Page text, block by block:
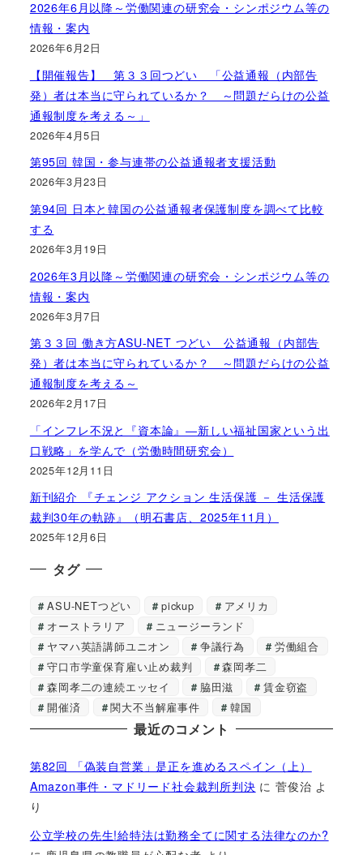
2026年6月以降～労働関連の研究会・シンポジウム等の
情報・案内
2026年6月2日
【開催報告】 第３３回つどい 「公益通報（内部告
発）者は本当に守られているか？ ～問題だらけの公益
通報制度を考える～」
2026年4月5日
第95回 韓国・参与連帯の公益通報者支援活動
2026年3月23日
第94回 日本と韓国の公益通報者保護制度を調べて比較
する
2026年3月19日
2026年3月以降～労働関連の研究会・シンポジウム等の
情報・案内
2026年3月7日
第３３回 働き方ASU-NET つどい 公益通報（内部告
発）者は本当に守られているか？ ～問題だらけの公益
通報制度を考える～
2026年2月17日
「インフレ不況と『資本論』―新しい福祉国家という出
口戦略」を学んで（労働時間研究会）
2025年12月11日
新刊紹介 『チェンジ アクション 生活保護 － 生活保護
裁判30年の軌跡』（明石書店、2025年11月）
2025年12月6日
タグ
ASU-NETつどい pickup
アメリカ
オーストラリア
ニュージーランド
ヤマハ英語講師ユニオン
争議行為
労働組合
守口市学童保育雇い止め裁判
森岡孝二
森岡孝二の連続エッセイ
脇田滋
賃金窃盗
開催済
関大不当解雇事件 韓国
最近のコメント
第82回 「偽装自営業」是正を進めるスペイン（上）
Amazon事件・マドリード社会裁判所判決 に菅俊治 よ
り
公立学校の先生!給特法は勤務全てに関する法律なのか?